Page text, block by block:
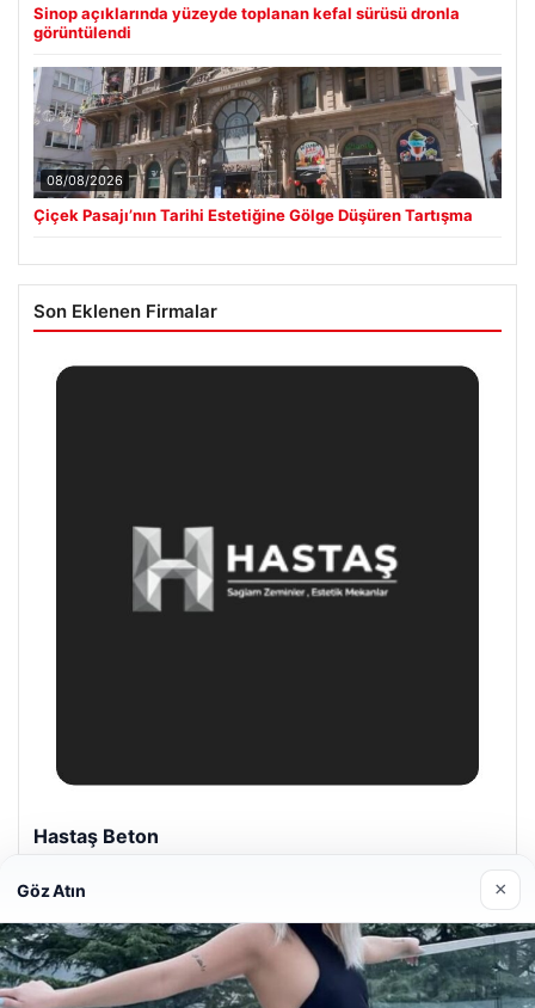
Sinop açıklarında yüzeyde toplanan kefal sürüsü dronla
görüntülendi
08/08/2026
Çiçek Pasajı’nın Tarihi Estetiğine Gölge Düşüren Tartışma
Son Eklenen Firmalar
Enes Kaplan Avukatlık Bürosu
Göz Atın ×